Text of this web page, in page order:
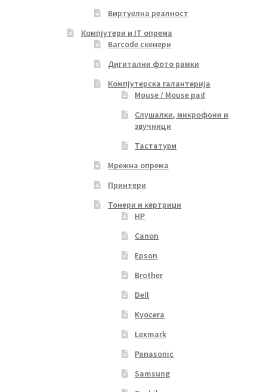
Виртуелна реалност
Компјутери и IT опрема
Barcode скенери
Дигитални фото рамки
Компјутерска галантерија
Mouse / Mouse pad
Слушалки, микрофони и
звучници
Тастатури
Мрежна опрема
Принтери
Тонери и кертриџи
HP
Canon
Epson
Brother
Dell
Kyocera
Lexmark
Panasonic
Samsung